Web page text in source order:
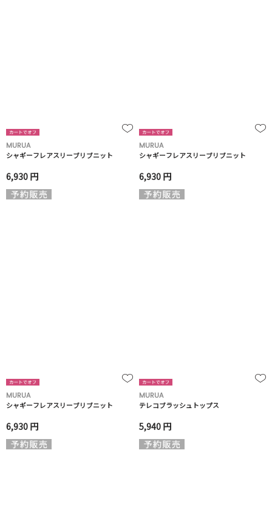
MURUA
シャギーフレアスリーブリブニット
6,930 円
MURUA
シャギーフレアスリーブリブニット
6,930 円
MURUA
シャギーフレアスリーブリブニット
6,930 円
MURUA
テレコブラッシュトップス
5,940 円